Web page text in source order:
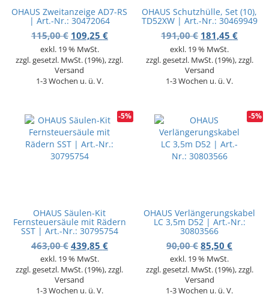
OHAUS Zweitanzeige AD7-RS
| Art.-Nr.: 30472064
115,00€ Ursprünglicher Preis war: 115,00 €
109,25 €Aktueller Preis ist: 109,25 €.
exkl. 19 % MwSt.
zzgl. gesetzl. MwSt. (19%), zzgl.
Versand
1-3 Wochen u. ü. V.
OHAUS Schutzhülle, Set (10),
TD52XW | Art.-Nr.: 30469949
191,00€ 181,45€
exkl. 19 % MwSt.
zzgl. gesetzl. MwSt. (19%), zzgl.
Versand
1-3 Wochen u. ü. V.
-5%
OHAUS Säulen-Kit
Fernsteuersäule mit Rädern
SST | Art.-Nr.: 30795754
463,00€ Ursprünglicher Preis war: 463,00 €
439,85 €Aktueller Preis ist: 439,85 €.
exkl. 19 % MwSt.
zzgl. gesetzl. MwSt. (19%), zzgl.
Versand
1-3 Wochen u. ü. V.
-5%
OHAUS Verlängerungskabel
LC 3,5m D52 | Art.-Nr.:
30803566
90,00€ 85,50€
exkl. 19 % MwSt.
zzgl. gesetzl. MwSt. (19%), zzgl.
Versand
1-3 Wochen u. ü. V.